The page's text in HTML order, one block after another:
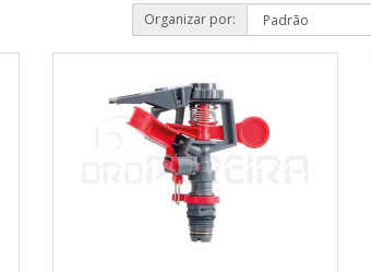
Organizar por: